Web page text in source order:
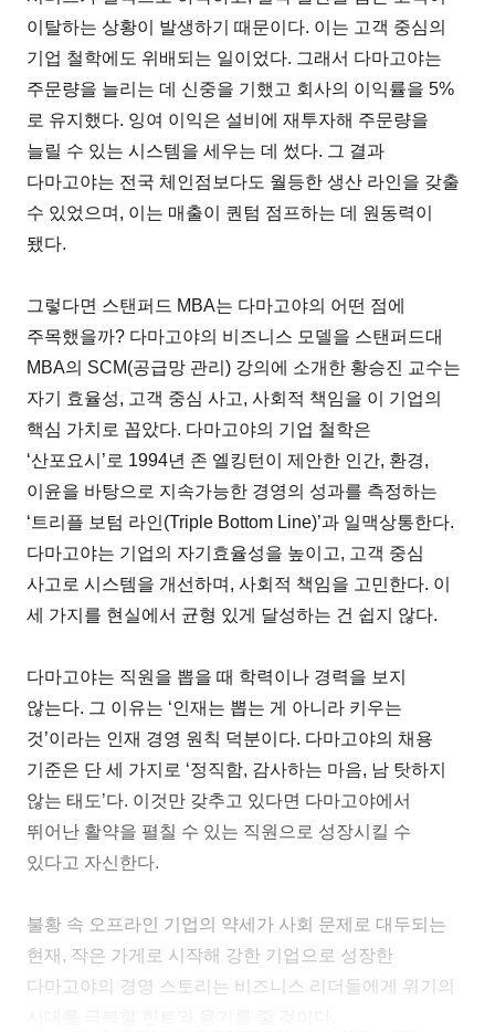
이탈하는 상황이 발생하기 때문이다. 이는 고객 중심의
기업 철학에도 위배되는 일이었다. 그래서 다마고야는
주문량을 늘리는 데 신중을 기했고 회사의 이익률을 5%
로 유지했다. 잉여 이익은 설비에 재투자해 주문량을
늘릴 수 있는 시스템을 세우는 데 썼다. 그 결과
다마고야는 전국 체인점보다도 월등한 생산 라인을 갖출
수 있었으며, 이는 매출이 퀀텀 점프하는 데 원동력이
됐다.
그렇다면 스탠퍼드 MBA는 다마고야의 어떤 점에
주목했을까? 다마고야의 비즈니스 모델을 스탠퍼드대
MBA의 SCM(공급망 관리) 강의에 소개한 황승진 교수는
자기 효율성, 고객 중심 사고, 사회적 책임을 이 기업의
핵심 가치로 꼽았다. 다마고야의 기업 철학은
‘산포요시’로 1994년 존 엘킹턴이 제안한 인간, 환경,
이윤을 바탕으로 지속가능한 경영의 성과를 측정하는
‘트리플 보텀 라인(Triple Bottom Line)’과 일맥상통한다.
다마고야는 기업의 자기효율성을 높이고, 고객 중심
사고로 시스템을 개선하며, 사회적 책임을 고민한다. 이
세 가지를 현실에서 균형 있게 달성하는 건 쉽지 않다.
다마고야는 직원을 뽑을 때 학력이나 경력을 보지
않는다. 그 이유는 ‘인재는 뽑는 게 아니라 키우는
것’이라는 인재 경영 원칙 덕분이다. 다마고야의 채용
기준은 단 세 가지로 ‘정직함, 감사하는 마음, 남 탓하지
않는 태도’다. 이것만 갖추고 있다면 다마고야에서
뛰어난 활약을 펼칠 수 있는 직원으로 성장시킬 수
있다고 자신한다.
불황 속 오프라인 기업의 약세가 사회 문제로 대두되는
현재, 작은 가게로 시작해 강한 기업으로 성장한
다마고야의 경영 스토리는 비즈니스 리더들에게 위기의